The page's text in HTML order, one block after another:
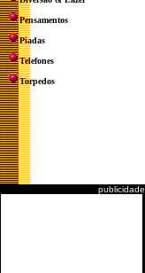
Pensamentos
Piadas
Telefones
Torpedos
publicidade